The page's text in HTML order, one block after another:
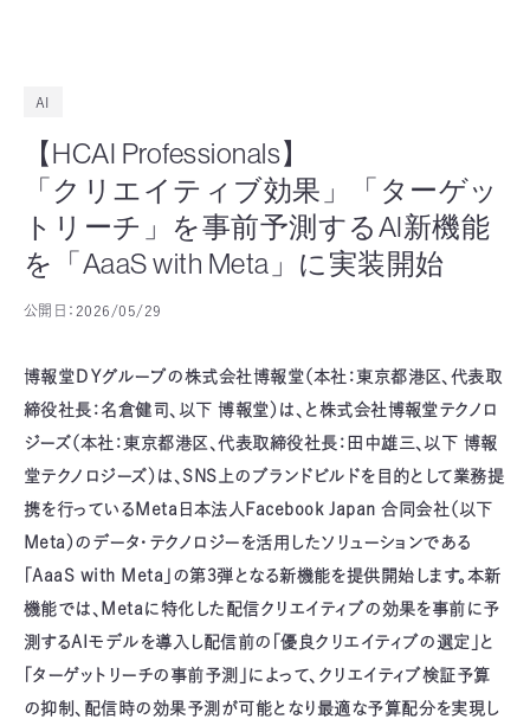
AI
【HCAI Professionals】
「クリエイティブ効果」「ターゲッ
トリーチ」を事前予測するAI新機能
を「AaaS with Meta」に実装開始
公開日： 2026/05/29
博報堂ＤＹグループの株式会社博報堂（本社：東京都港区、代表取
締役社長：名倉健司、以下 博報堂）は、と株式会社博報堂テクノロ
ジーズ（本社：東京都港区、代表取締役社長：田中雄三、以下 博報
堂テクノロジーズ）は、SNS上のブランドビルドを目的として業務提
携を行っているMeta日本法人Facebook Japan 合同会社（以下
Meta）のデータ・テクノロジーを活用したソリューションである
「AaaS with Meta」の第3弾となる新機能を提供開始します。本新
機能では、Metaに特化した配信クリエイティブの効果を事前に予
測するAIモデルを導入し配信前の「優良クリエイティブの選定」と
「ターゲットリーチの事前予測」によって、クリエイティブ検証予算
の抑制、配信時の効果予測が可能となり最適な予算配分を実現し